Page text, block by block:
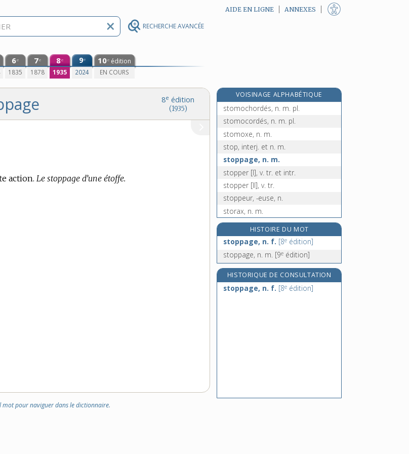
RECHERCHE AVANCÉE
AIDE EN LIGNE ANNEXES
6e
1835
7e
1878
8e
1935
9e
2024
10e édition
EN COURS
8e édition
(1935)
action. Le stoppage d’une étoffe.
mot pour naviguer dans le dictionnaire.
VOISINAGE ALPHABÉTIQUE
stomie, n. f.
stomochordés, n. m. pl.
stomocordés, n. m. pl.
stomoxe, n. m.
stop, interj. et n. m.
stoppage, n. m.
stopper [I], v. tr. et intr.
stopper [II], v. tr.
stoppeur, -euse, n.
storax, n. m.
store, n. m.
stoupa, n. m.
strabisme, n. m.
stradivarius, n. m.
HISTOIRE DU MOT
stoppage, n. f. [8e édition]
stoppage, n. m. [9e édition]
HISTORIQUE DE CONSULTATION
stoppage, n. f. [8e édition]